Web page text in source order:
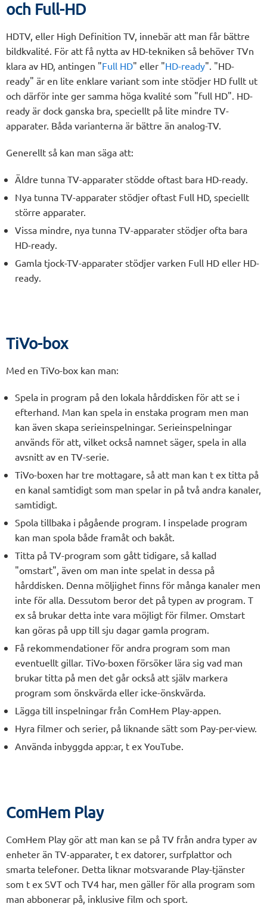
och Full-HD
HDTV, eller High Definition TV, innebär att man får bättre
bildkvalité. För att få nytta av HD-tekniken så behöver TVn
klara av HD, antingen "Full HD" eller "HD-ready". "HD-
ready" är en lite enklare variant som inte stödjer HD fullt ut
och därför inte ger samma höga kvalité som "full HD". HD-
ready är dock ganska bra, speciellt på lite mindre TV-
apparater. Båda varianterna är bättre än analog-TV.
Generellt så kan man säga att:
Äldre tunna TV-apparater stödde oftast bara HD-ready.
Nya tunna TV-apparater stödjer oftast Full HD, speciellt
större apparater.
Vissa mindre, nya tunna TV-apparater stödjer ofta bara
HD-ready.
Gamla tjock-TV-apparater stödjer varken Full HD eller HD-
ready.
TiVo-box
Med en TiVo-box kan man:
Spela in program på den lokala hårddisken för att se i
efterhand. Man kan spela in enstaka program men man
kan även skapa serieinspelningar. Serieinspelningar
används för att, vilket också namnet säger, spela in alla
avsnitt av en TV-serie.
TiVo-boxen har tre mottagare, så att man kan t ex titta på
en kanal samtidigt som man spelar in på två andra kanaler,
samtidigt.
Spola tillbaka i pågående program. I inspelade program
kan man spola både framåt och bakåt.
Titta på TV-program som gått tidigare, så kallad
"omstart", även om man inte spelat in dessa på
hårddisken. Denna möljighet finns för många kanaler men
inte för alla. Dessutom beror det på typen av program. T
ex så brukar detta inte vara möjligt för filmer. Omstart
kan göras på upp till sju dagar gamla program.
Få rekommendationer för andra program som man
eventuellt gillar. TiVo-boxen försöker lära sig vad man
brukar titta på men det går också att själv markera
program som önskvärda eller icke-önskvärda.
Lägga till inspelningar från ComHem Play-appen.
Hyra filmer och serier, på liknande sätt som Pay-per-view.
Använda inbyggda app:ar, t ex YouTube.
ComHem Play
ComHem Play gör att man kan se på TV från andra typer av
enheter än TV-apparater, t ex datorer, surfplattor och
smarta telefoner. Detta liknar motsvarande Play-tjänster
som t ex SVT och TV4 har, men gäller för alla program som
man abbonerar på, inklusive film och sport.